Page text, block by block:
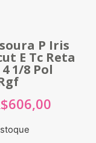
P Iris
E Tc Reta
1/8 Pol
606,00